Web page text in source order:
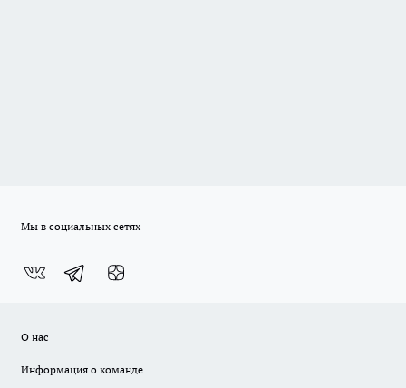
Мы в социальных сетях
О нас
Информация о команде